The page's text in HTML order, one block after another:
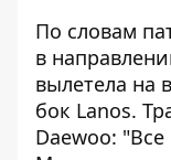
По словам
в
вылетела на
бок Lanos.
Daewoo: